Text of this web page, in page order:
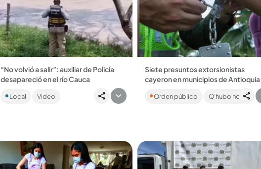
“No volvió a salir”: auxiliar de Policía
desapareció en el río Cauca
El uniformado se habría ido a bañar a la
rivera del río tras terminar su turno....
Local Video
Siete presuntos extorsionistas
cayeron en municipios de Antioquia
El reporte de la Policía indicó que
de ellos sería presunto cabecilla del
Orden público Q'hubo hoy